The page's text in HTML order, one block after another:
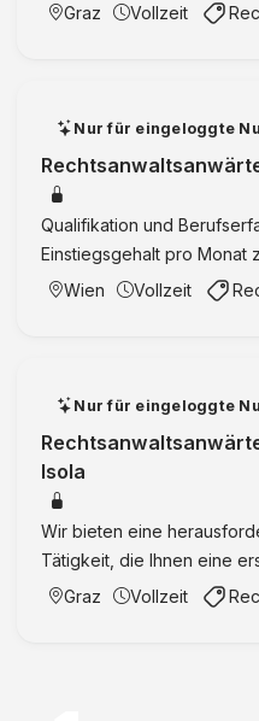
Venture Capital in Vollzeit.
Graz Vollzeit
Nur für eingeloggte
Qualifikation und
Einstiegsgehalt pro Monat
Wir freuen uns über Ihre
Wien Vollzeit
Nur für eingeloggte
Isola
Wir bieten eine
Tätigkeit, die Ihnen eine
eine sehr gute
Graz Vollzeit